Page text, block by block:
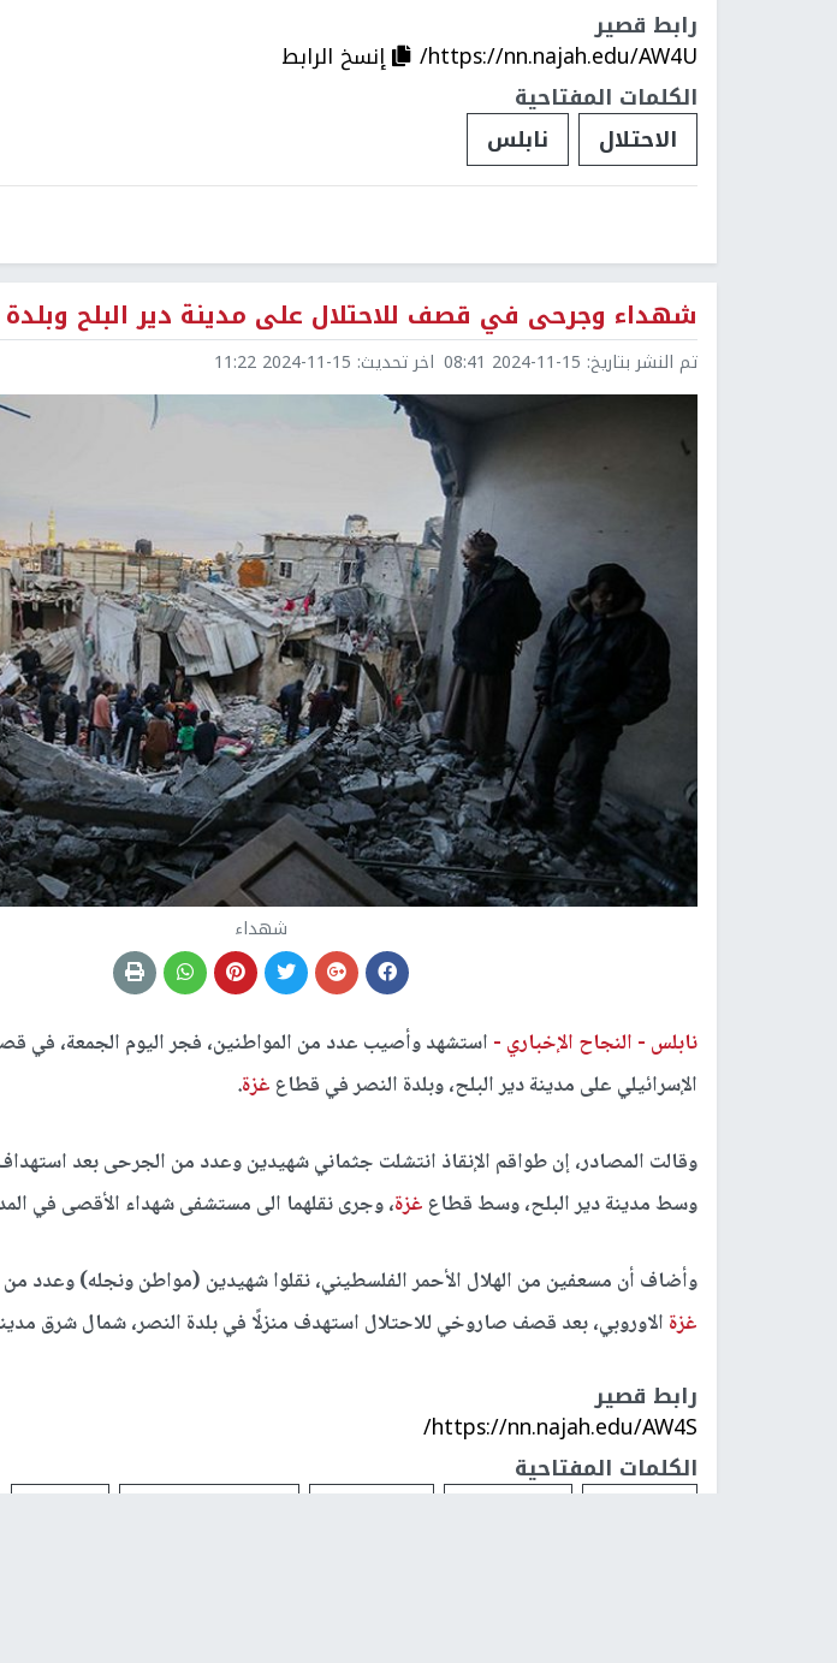
رابط قصير
https://nn.najah.edu/AW4U/
إنسخ الرابط
الكلمات المفتاحية
الاحتلال
نابلس
شهداء وجرحى في قصف للاحتلال على مدينة دير البلح وبلدة
تم النشر بتاريخ: 2024-11-15 08:41 اخر تحديث: 2024-11-15 11:22
شهداء
نابلس - النجاح الإخباري -استشهد وأصيب عدد من المواطنين، فجر اليوم الجمعة، في
الإسرائيلي على مدينة دير البلح، وبلدة النصر في قطاع غزة.
وقالت المصادر، إن طواقم الإنقاذ انتشلت جثماني شهيدين وعدد من الجرحى بعد
وسط مدينة دير البلح، وسط قطاع غزة، وجرى نقلهما الى مستشفى شهداء الأقصى في
وأضاف أن مسعفين من الهلال الأحمر الفلسطيني، نقلوا شهيدين (مواطن ونجله) وعدد
غزة الاوروبي، بعد قصف صاروخي للاحتلال استهدف منزلًا في بلدة النصر، شمال شرق
رابط قصير
https://nn.najah.edu/AW4S/
الكلمات المفتاحية